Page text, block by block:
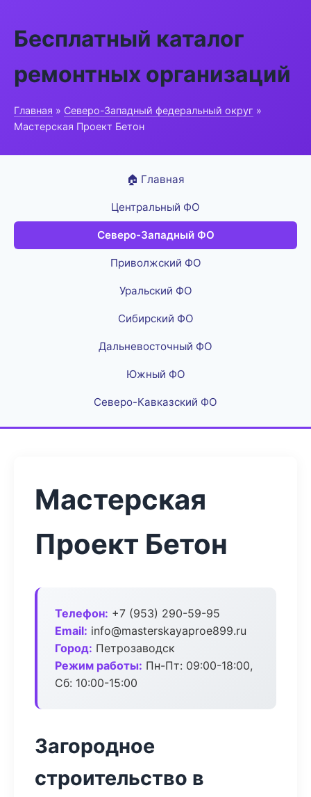
Бесплатный каталог
ремонтных организаций
Главная » Северо-Западный федеральный округ »
Мастерская Проект Бетон
🏠 Главная
Центральный ФО
Северо-Западный ФО
Приволжский ФО
Уральский ФО
Сибирский ФО
Дальневосточный ФО
Южный ФО
Северо-Кавказский ФО
Мастерская
Проект Бетон
Телефон: +7 (953) 290-59-95
Email: info@masterskayaproe899.ru
Город: Петрозаводск
Режим работы: Пн-Пт: 09:00-18:00,
Сб: 10:00-15:00
Загородное
строительство в